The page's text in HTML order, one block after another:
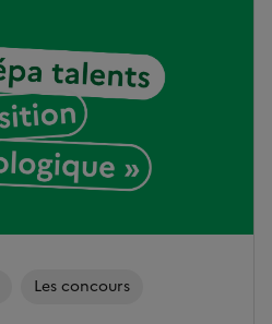
Les concours